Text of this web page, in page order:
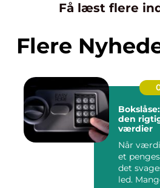
Få læst flere
Flere
den
værdier
Når
et
det
led.